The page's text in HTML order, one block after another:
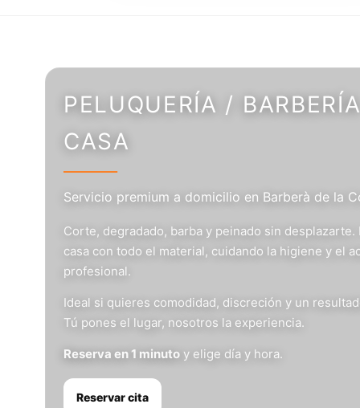
PELUQUERÍA /
CASA
Servicio premium a domicilio en Barberà de la
Corte, degradado, barba y peinado sin desplazarte.
casa con todo el material, cuidando la higiene y el
profesional.
Ideal si quieres comodidad, discreción y un
Tú pones el lugar, nosotros la experiencia.
Reserva en 1 minuto y elige día y hora.
Reservar cita